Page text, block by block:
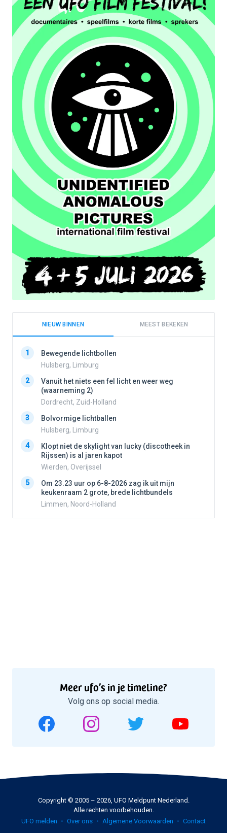
NIEUW BINNEN MEEST BEKEKEN
1
Bewegende lichtbollen
Hulsberg, Limburg
2
Vanuit het niets een fel licht en weer weg
(waarneming 2)
Dordrecht, Zuid-Holland
3
Bolvormige lichtballen
Hulsberg, Limburg
4
Klopt niet de skylight van lucky (discotheek in
Rijssen) is al jaren kapot
Wierden, Overijssel
5
Om 23.23 uur op 6-8-2026 zag ik uit mijn
keukenraam 2 grote, brede lichtbundels
Limmen, Noord-Holland
Meer ufo’s in je timeline?
Volg ons op social media.
Copyright © 2005 – 2026, UFO Meldpunt Nederland.
Alle rechten voorbehouden.
UFO melden
Over ons Algemene Voorwaarden Contact